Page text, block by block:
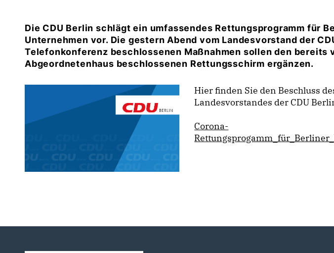
Die CDU Berlin schlägt ein umfassendes Rettungsprogramm für
Unternehmen vor. Die gestern Abend vom Landesvorstand der
Telefonkonferenz beschlossenen Maßnahmen sollen den bereits
Abgeordnetenhaus beschlossenen Rettungsschirm ergänzen.
Hier finden Sie den Beschluss
Landesvorstandes der CDU
Corona-